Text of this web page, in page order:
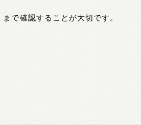
で確認することが大切です。